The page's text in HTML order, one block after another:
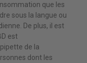
que les
sous la langue ou
De plus, il est
est
de la
dont les